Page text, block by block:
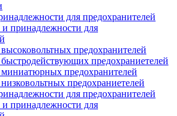
для предохранителей
принадлежности для
предохранителей
предохраниетелей
предохранителей
предохраниетелей
для предохранителей
принадлежности для